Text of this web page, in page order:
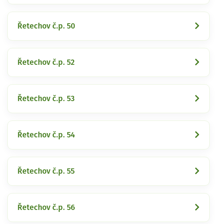
Řetechov č.p. 50
Řetechov č.p. 52
Řetechov č.p. 53
Řetechov č.p. 54
Řetechov č.p. 55
Řetechov č.p. 56